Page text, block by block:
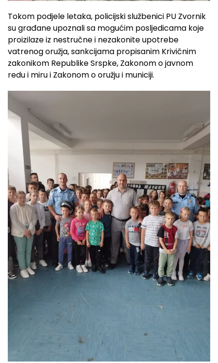
Tokom podjele letaka, policijski službenici PU Zvornik
su građane upoznali sa mogućim posljedicama koje
proizilaze iz nestručne i nezakonite upotrebe
vatrenog oružja, sankcijama propisanim Krivičnim
zakonikom Republike Srspke, Zakonom o javnom
redu i miru i Zakonom o oružju i municiji.